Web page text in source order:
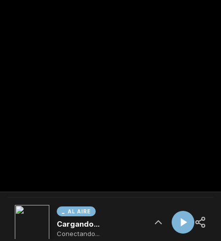
AL AIRE
Cargando...
Conectando...